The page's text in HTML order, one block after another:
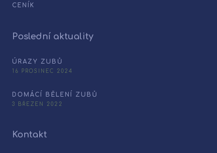
CENÍK
Poslední aktuality
ÚRAZY ZUBŮ
16 PROSINEC 2024
DOMÁCÍ BĚLENÍ ZUBŮ
3 BŘEZEN 2022
Kontakt